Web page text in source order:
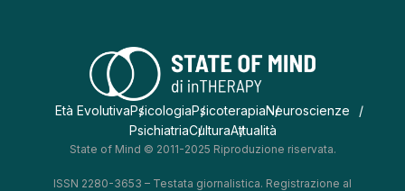
Età EvolutivaPsicologiaPsicoterapiaNeuroscienze
PsichiatriaCulturaAttualità
State of Mind © 2011-2025 Riproduzione riservata.
ISSN 2280-3653 – Testata giornalistica. Registrazione al